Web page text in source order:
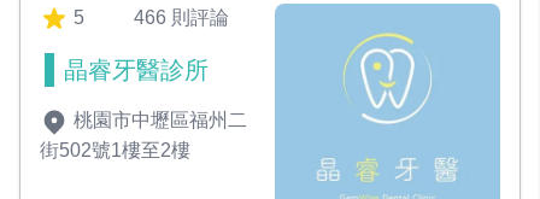
5 466 則評論
晶睿牙醫診所
桃園市中壢區福州二
街502號1樓至2樓